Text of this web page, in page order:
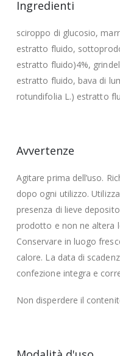
Ingredienti
sciroppo di glucosio,
estratto fluido,
estratto fluido)4%,
estratto fluido, bava di
rotundifolia L.) estratto
Avvertenze
Agitare prima dell’uso.
dopo ogni utilizzo.
presenza di lieve
prodotto e non ne altera
Conservare in luogo
calore. La data di
confezione integra e
Non disperdere il